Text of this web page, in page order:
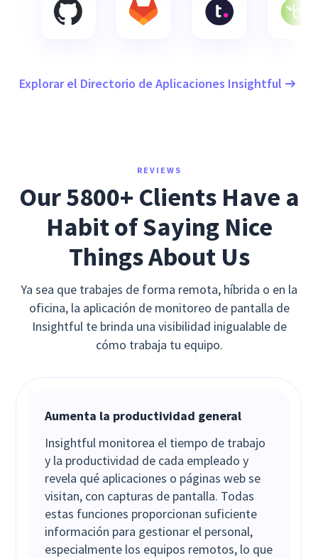
Explorar el Directorio de Aplicaciones Insightful
REVIEWS
Our 5800+ Clients Have a
Habit of Saying Nice
Things About Us
Ya sea que trabajes de forma remota, híbrida o en la
oficina, la aplicación de monitoreo de pantalla de
Insightful te brinda una visibilidad inigualable de
cómo trabaja tu equipo.
Aumenta la productividad general
Insightful monitorea el tiempo de trabajo
y la productividad de cada empleado y
revela qué aplicaciones o páginas web se
visitan, con capturas de pantalla. Todas
estas funciones proporcionan suficiente
información para gestionar el personal,
especialmente los equipos remotos, lo que